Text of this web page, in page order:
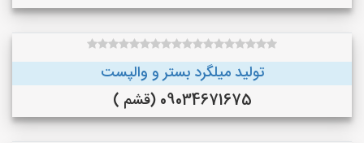
تولید میلگرد بستر و والپست
09034671675 (قشم )